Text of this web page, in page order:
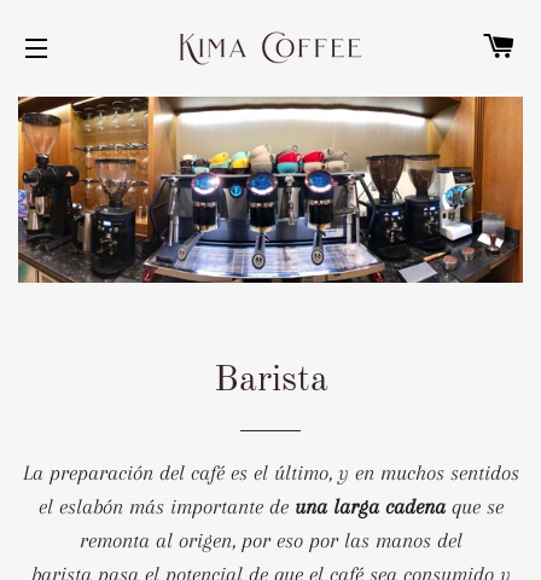
Barista
La preparación del café es el último, y en muchos sentidos
el eslabón más importante de una larga cadenaque se
remonta al origen, por eso por las manos del
barista pasa el potencial de que el café sea consumido y